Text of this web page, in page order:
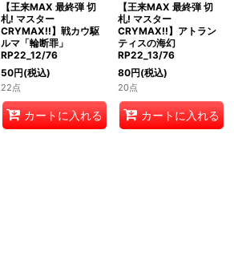
【王来MAX 最終弾 切
札! マスター
CRYMAX!!】戦カウ駆
ルマ「輪断罪」
RP22_12/76
50円(税込)
22点
カートに入れる
【王来MAX 最終弾 切
札! マスター
CRYMAX!!】アトラン
ティスの海幻
RP22_13/76
80円(税込)
20点
カートに入れる